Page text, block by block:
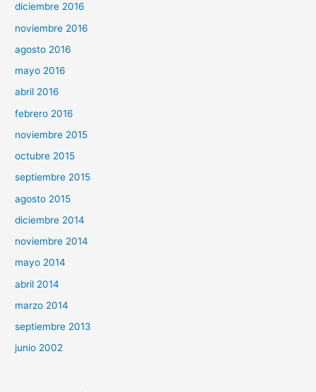
diciembre 2016
noviembre 2016
agosto 2016
mayo 2016
abril 2016
febrero 2016
noviembre 2015
octubre 2015
septiembre 2015
agosto 2015
diciembre 2014
noviembre 2014
mayo 2014
abril 2014
marzo 2014
septiembre 2013
junio 2002